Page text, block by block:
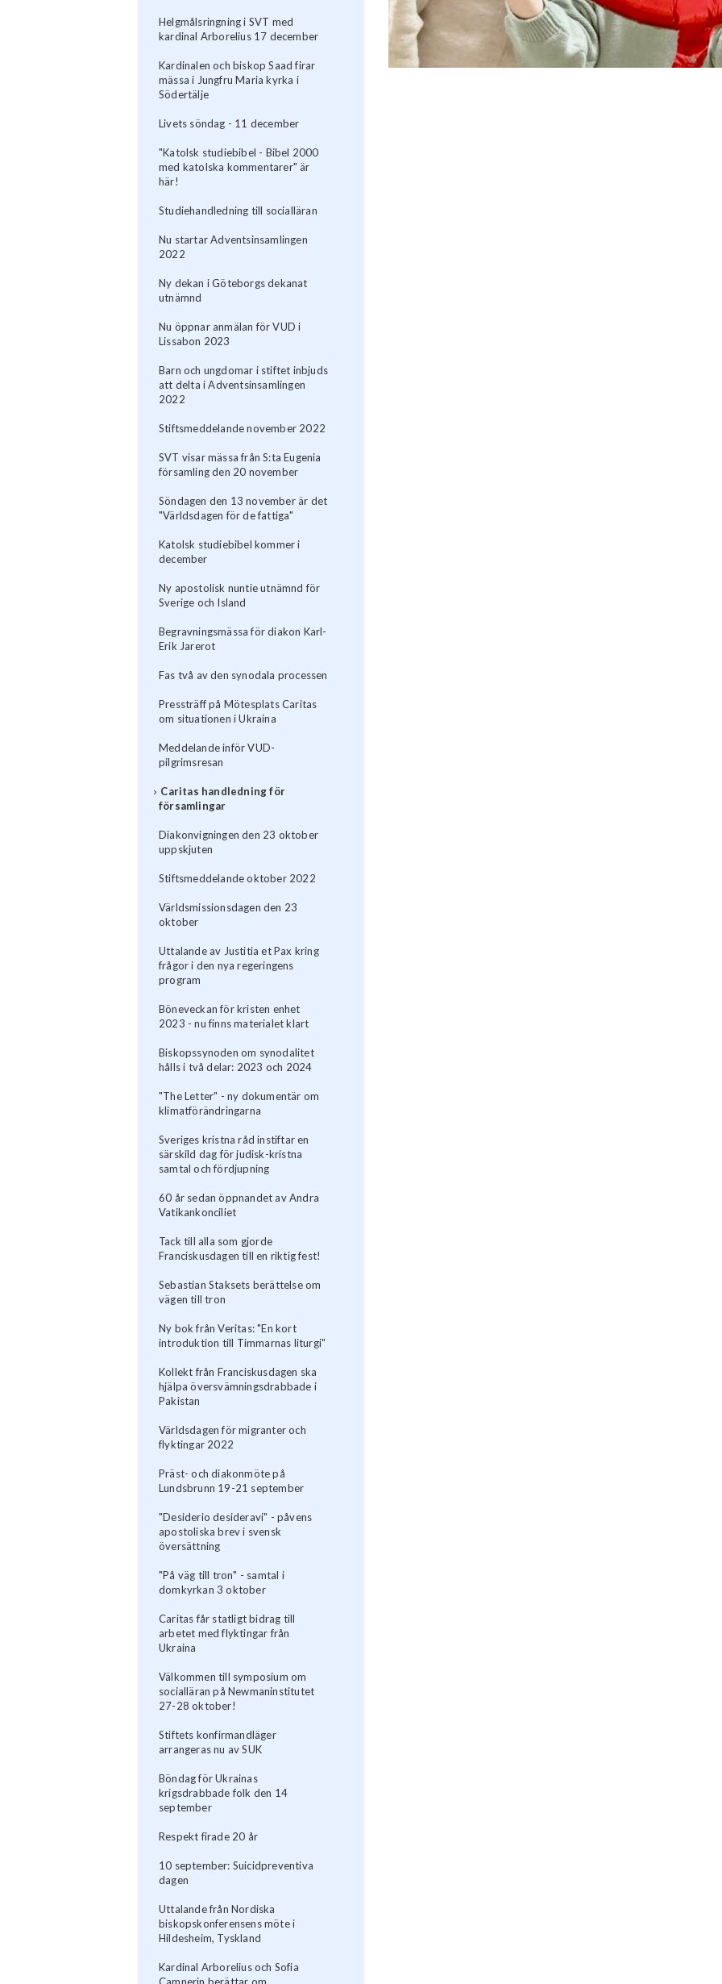
Helgmålsringning i SVT med
kardinal Arborelius 17 december
Kardinalen och biskop Saad firar
mässa i Jungfru Maria kyrka i
Södertälje
Livets söndag - 11 december
"Katolsk studiebibel - Bibel 2000
med katolska kommentarer" är
här!
Studiehandledning till socialläran
Nu startar Adventsinsamlingen
2022
Ny dekan i Göteborgs dekanat
utnämnd
Nu öppnar anmälan för VUD i
Lissabon 2023
Barn och ungdomar i stiftet inbjuds
att delta i Adventsinsamlingen
2022
Stiftsmeddelande november 2022
SVT visar mässa från S:ta Eugenia
församling den 20 november
Söndagen den 13 november är det
"Världsdagen för de fattiga"
Katolsk studiebibel kommer i
december
Ny apostolisk nuntie utnämnd för
Sverige och Island
Begravningsmässa för diakon Karl-
Erik Jarerot
Fas två av den synodala processen
Pressträff på Mötesplats Caritas
om situationen i Ukraina
Meddelande inför VUD-
pilgrimsresan
Caritas handledning för
församlingar
Diakonvigningen den 23 oktober
uppskjuten
Stiftsmeddelande oktober 2022
Världsmissionsdagen den 23
oktober
Uttalande av Justitia et Pax kring
frågor i den nya regeringens
program
Böneveckan för kristen enhet
2023 - nu finns materialet klart
Biskopssynoden om synodalitet
hålls i två delar: 2023 och 2024
"The Letter" - ny dokumentär om
klimatförändringarna
Sveriges kristna råd instiftar en
särskild dag för judisk-kristna
samtal och fördjupning
60 år sedan öppnandet av Andra
Vatikankonciliet
Tack till alla som gjorde
Franciskusdagen till en riktig fest!
Sebastian Staksets berättelse om
vägen till tron
Ny bok från Veritas: "En kort
introduktion till Timmarnas liturgi"
Kollekt från Franciskusdagen ska
hjälpa översvämningsdrabbade i
Pakistan
Världsdagen för migranter och
flyktingar 2022
Präst- och diakonmöte på
Lundsbrunn 19-21 september
"Desiderio desideravi" - påvens
apostoliska brev i svensk
översättning
"På väg till tron" - samtal i
domkyrkan 3 oktober
Caritas får statligt bidrag till
arbetet med flyktingar från
Ukraina
Välkommen till symposium om
socialläran på Newmaninstitutet
27-28 oktober!
Stiftets konfirmandläger
arrangeras nu av SUK
Böndag för Ukrainas
krigsdrabbade folk den 14
september
Respekt firade 20 år
10 september: Suicidpreventiva
dagen
Uttalande från Nordiska
biskopskonferensens möte i
Hildesheim, Tyskland
Kardinal Arborelius och Sofia